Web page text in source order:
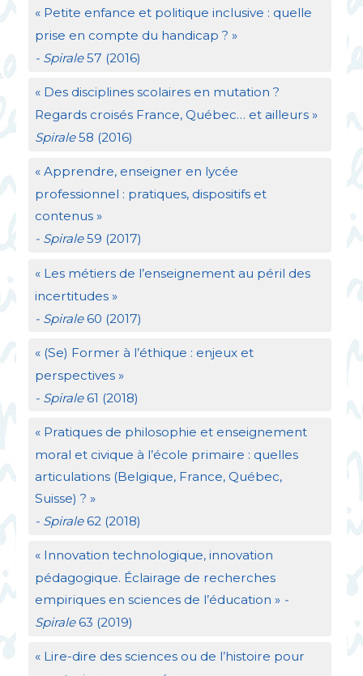
« Petite enfance et politique inclusive : quelle
prise en compte du handicap ? »
- Spirale57 (2016)
« Des disciplines scolaires en mutation ?
Regards croisés France, Québec… et ailleurs »
Spirale58 (2016)
« Apprendre, enseigner en lycée
professionnel : pratiques, dispositifs et
contenus »
- Spirale59 (2017)
« Les métiers de l’enseignement au péril des
incertitudes »
- Spirale60 (2017)
« (Se) Former à l’éthique : enjeux et
perspectives »
- Spirale61 (2018)
« Pratiques de philosophie et enseignement
moral et civique à l’école primaire : quelles
articulations (Belgique, France, Québec,
Suisse) ? »
- Spirale62 (2018)
« Innovation technologique, innovation
pédagogique. Éclairage de recherches
empiriques en sciences de l’éducation » -
Spirale63 (2019)
« Lire-dire des sciences ou de l’histoire pour